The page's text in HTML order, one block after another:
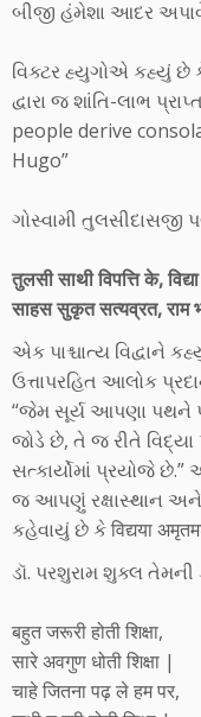
બીજી હંમેશા આદર
વિક્ટર હ્યુગોએ કહ્યું છે
દ્વારા જ શાંતિ-લાભ
people derive
Hugo”
ગોસ્વામી તુલસીદાસજી
तुलसी साथी विपत्ति के,
साहस सुकृत सत्यव्रत, राम
એક પાશ્ચાત્ય વિદ્વાને
ઉત્તાપરહિત આલોક
“જેમ સૂર્ય આપણા પથને
જોડે છે, તે જ રીતે
સત્કાર્યોમાં પ્રયોજે છે.”
જ આપણું રક્ષાસ્થાન
કહેવાયું છે કે विद्यया
ડૉ. પરશુરામ શુક્લ
बहुत जरूरी होती शिक्षा,
सारे अवगुण धोती शिक्षा |
चाहे जितना पढ़ ले हम पर,